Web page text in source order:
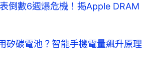
倒數6週爆危機！揭Apple DRAM
矽碳電池？智能手機電量飆升原理